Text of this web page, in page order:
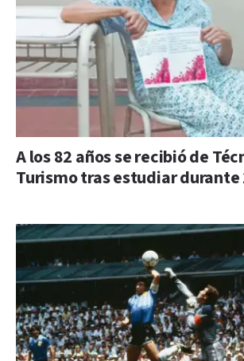
A los 82 años se recibió de
Turismo tras estudiar durante